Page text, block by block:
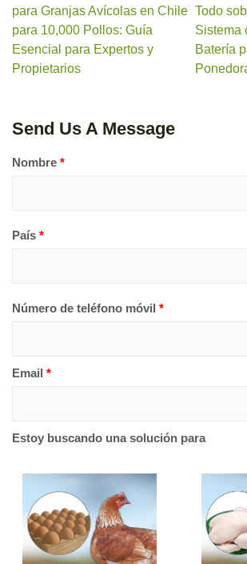
para Granjas Avícolas en Chile
para 10,000 Pollos: Guía
Esencial para Expertos y
Propietarios
Todo
Sistema
Batería
Send Us A Message
Nombre *
País *
Número de teléfono móvil *
Email *
Estoy buscando una solución para